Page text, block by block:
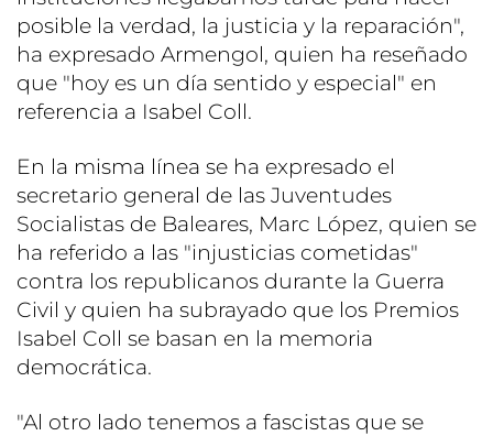
posible la verdad, la justicia y la reparación",
ha expresado Armengol, quien ha reseñado
que "hoy es un día sentido y especial" en
referencia a Isabel Coll.
En la misma línea se ha expresado el
secretario general de las Juventudes
Socialistas de Baleares, Marc López, quien se
ha referido a las "injusticias cometidas"
contra los republicanos durante la Guerra
Civil y quien ha subrayado que los Premios
Isabel Coll se basan en la memoria
democrática.
"Al otro lado tenemos a fascistas que se